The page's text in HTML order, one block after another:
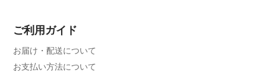
ご利用ガイド
お届け・配送について
お支払い方法について